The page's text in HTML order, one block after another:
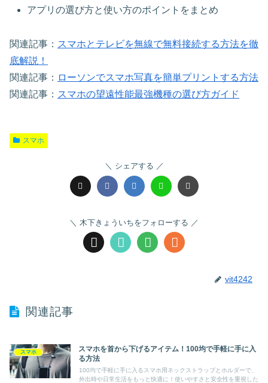
アプリの選び方と使い方のポイントをまとめ
関連記事： スマホとテレビを無線で無料接続する方法を徹
底解説！
関連記事： ローソンでスマホ写真を簡単プリントする方法
関連記事： スマホの望遠性能最強機種の選び方ガイド
スマホ
シェアする
木下きょういちをフォローする
vit4242
関連記事
スマホ
スマホを首から下げるアイテム！100均で手軽に手に入
る方法
100均で手軽に手に入るスマホ用ネックストラップとホルダーで、
外出時や日常生活をもっと快適に！使いやすさと安全性を重視した